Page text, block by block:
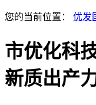
您的当前位置： 优发
市优化科
新质出产